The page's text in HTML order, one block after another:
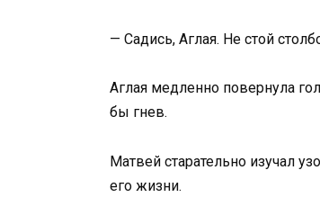
— Садись, Аглая. Не стой
Аглая медленно повернула
бы гнев.
Матвей старательно изучал
его жизни.